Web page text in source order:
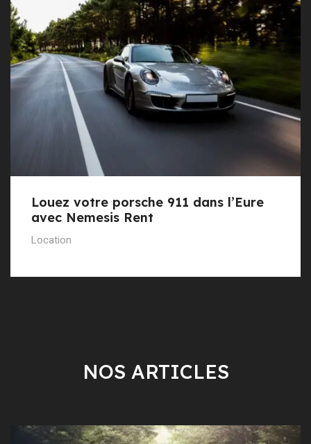
Louez votre porsche 911 dans l’Eure
avec Nemesis Rent
Location
NOS ARTICLES